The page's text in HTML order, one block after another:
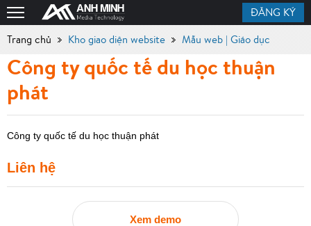
ĐĂNG KÝ
Trang chủ Kho giao diện website Mẫu web | Giáo dục
Công ty quốc tế du học thuận
phát
Công ty quốc tế du học thuận phát
Liên hệ
Xem demo